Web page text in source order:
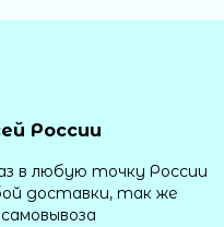
России
в любую точку России
доставки, так же